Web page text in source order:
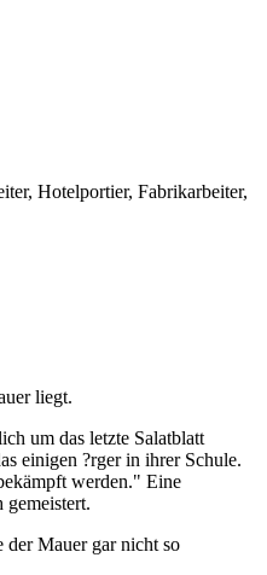
Hotelportier, Fabrikarbeiter,
liegt.
um das letzte Salatblatt
einigen ?rger in ihrer Schule.
werden." Eine
der Mauer gar nicht so